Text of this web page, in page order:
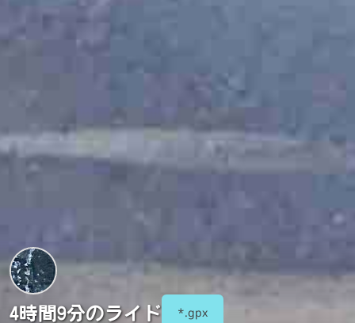
4時間9分のライド *.gpx